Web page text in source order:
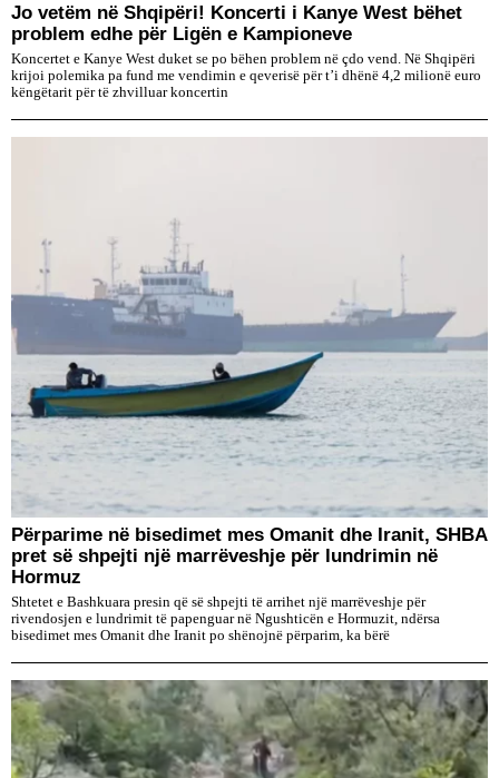
Jo vetëm në Shqipëri! Koncerti i Kanye West bëhet
problem edhe për Ligën e Kampioneve
Koncertet e Kanye West duket se po bëhen problem në çdo vend. Në Shqipëri
krijoi polemika pa fund me vendimin e qeverisë për t’i dhënë 4,2 milionë euro
këngëtarit për të zhvilluar koncertin
Përparime në bisedimet mes Omanit dhe Iranit, SHBA
pret së shpejti një marrëveshje për lundrimin në
Hormuz
Shtetet e Bashkuara presin që së shpejti të arrihet një marrëveshje për
rivendosjen e lundrimit të papenguar në Ngushticën e Hormuzit, ndërsa
bisedimet mes Omanit dhe Iranit po shënojnë përparim, ka bërë